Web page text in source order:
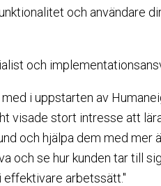
och användare
och
i uppstarten av
visade stort intresse att
och hjälpa dem med mer
och se hur kunden tar till
arbetssätt."